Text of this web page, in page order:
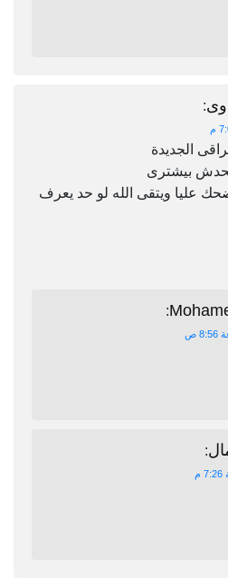
:
الجديدة
بيشترى
عليا ويتقى الله لو حد يعرف
:
: